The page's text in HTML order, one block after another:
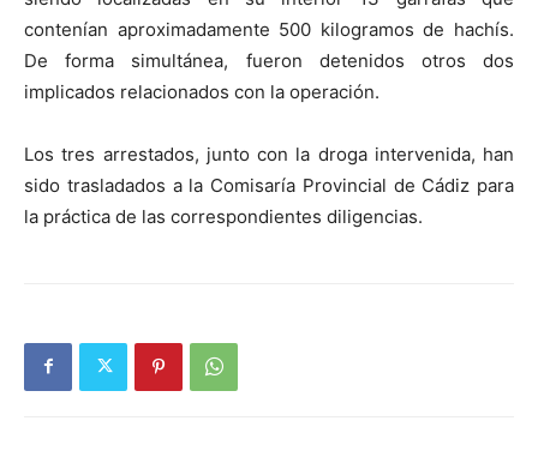
contenían aproximadamente 500 kilogramos de hachís.
De forma simultánea, fueron detenidos otros dos
implicados relacionados con la operación.
Los tres arrestados, junto con la droga intervenida, han
sido trasladados a la Comisaría Provincial de Cádiz para
la práctica de las correspondientes diligencias.